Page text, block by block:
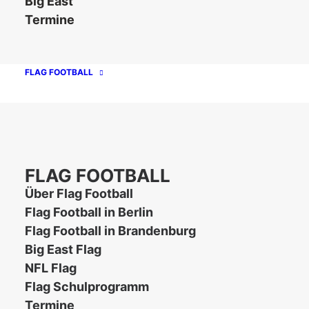
Termine
FLAG FOOTBALL
FLAG FOOTBALL
Über Flag Football
Flag Football in Berlin
Flag Football in Brandenburg
Big East Flag
NFL Flag
Flag Schulprogramm
TermineKontakt